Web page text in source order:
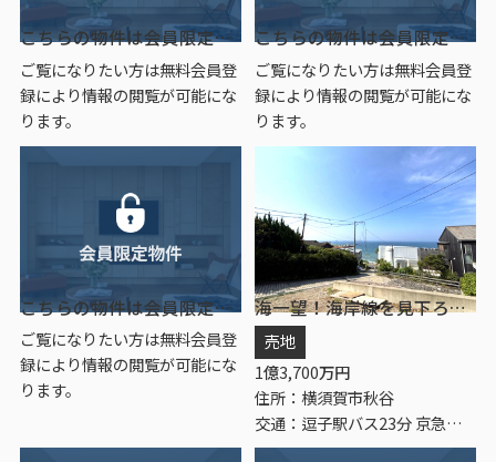
こちらの物件は会員限定物件です。
ご覧になりたい方は無料会員登
録により情報の閲覧が可能にな
ります。
こちらの物件は会員限定物件です。
ご覧になりたい方は無料会員登
録により情報の閲覧が可能にな
ります。
こちらの物件は会員限定物件です。
ご覧になりたい方は無料会員登
録により情報の閲覧が可能にな
ります。
海一望！海岸線を見下ろす 富士山を臨むロケーション
売地
1億3,700万円
住所：横須賀市秋谷
交通：逗子駅バス23分 京急バス「峯山」 停歩5分